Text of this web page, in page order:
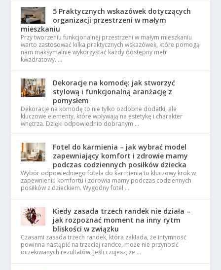
5 Praktycznych wskazówek dotyczących
organizacji przestrzeni w małym
mieszkaniu
Przy tworzeniu funkcjonalnej przestrzeni w małym mieszkaniu
warto zastosować kilka praktycznych wskazówek, które pomogą
nam maksymalnie wykorzystać każdy dostępny metr
kwadratowy. …
Dekoracje na komodę: jak stworzyć
stylową i funkcjonalną aranżację z
pomysłem
Dekoracje na komodę to nie tylko ozdobne dodatki, ale
kluczowe elementy, które wpływają na estetykę i charakter
wnętrza. Dzięki odpowiednio dobranym …
Fotel do karmienia – jak wybrać model
zapewniający komfort i zdrowie mamy
podczas codziennych posiłków dziecka
Wybór odpowiedniego fotela do karmienia to kluczowy krok w
zapewnieniu komfortu i zdrowia mamy podczas codziennych
posiłków z dzieckiem. Wygodny fotel …
Kiedy zasada trzech randek nie działa –
jak rozpoznać moment na inny rytm
bliskości w związku
Czasami zasada trzech randek, która zakłada, że intymność
powinna nastąpić na trzeciej randce, może nie przynosić
oczekiwanych rezultatów. Jeśli czujesz, że …